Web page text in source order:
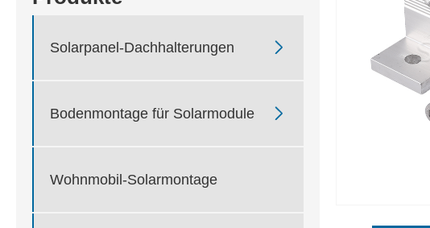
Solarpanel-Dachhalterungen 
Bodenmontage für Solarmodule 
Wohnmobil-Solarmontage